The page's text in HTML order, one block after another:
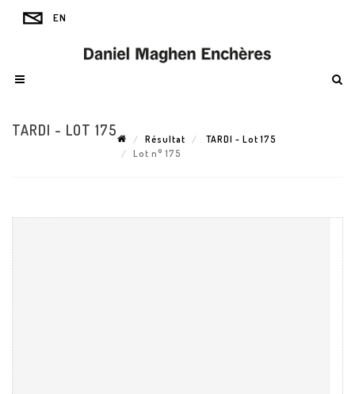
TARDI - LOT 175
Résultat
TARDI - Lot 175
Lot n° 175